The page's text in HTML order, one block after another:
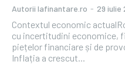
Autorii Iafinantare.ro - 29 iulie
Contextul economic
cu incertitudini economice,
piețelor financiare și de
Inflația a crescut...